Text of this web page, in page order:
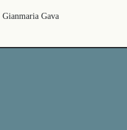
Gianmaria Gava